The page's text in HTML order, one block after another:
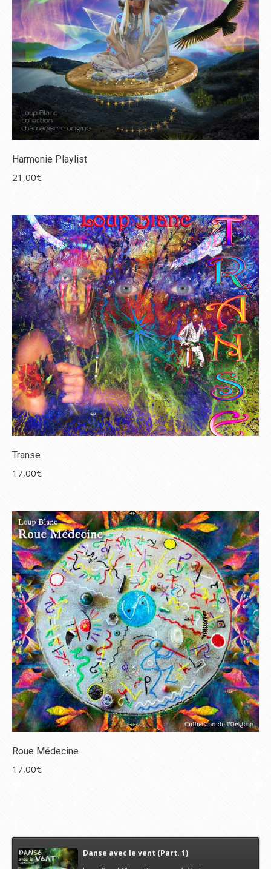
Harmonie Playlist
21,00€
Transe
17,00€
Roue Médecine
17,00€
Danse avec le vent (Part. 1)